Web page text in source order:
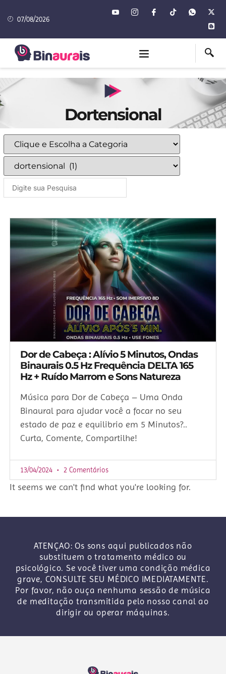
07/08/2026
Dortensional
Dor de Cabeça : Alívio 5 Minutos, Ondas
Binaurais 0.5 Hz Frequência DELTA 165
Hz + Ruído Marrom e Sons Natureza
Música para Dor de Cabeça – Uma Onda
Binaural para ajudar você a focar no seu
estado de paz e equilibrio em 5 Minutos?..
Curta, Comente, Compartilhe!
13/04/2024 2 Comentários
It seems we can't find what you're looking for.
ATENÇAO: Os sons aqui publicados não
substituem o tratamento médico ou
psicológico. Se você tiver uma condição médica
grave, CONSULTE SEU MÉDICO IMEDIATAMENTE.
Por favor, não ouça nenhuma sessão de música
de meditação transmitida pelo nosso canal ao
dirigir ou operar máquinas.